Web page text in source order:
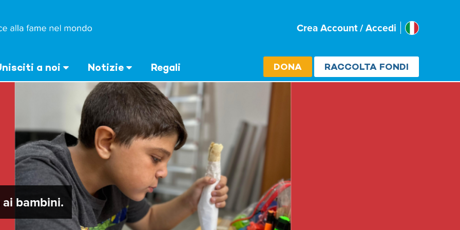
Crea Account / Accedi Select
Italia
a noi Notizie Regali DONA RACCOLTA FONDI
bambini.